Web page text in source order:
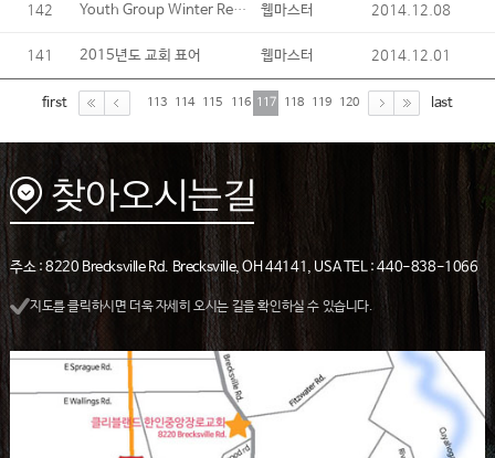
142 Youth Group Winter Retreat 웹마스터 2014.12.08
141 2015년도 교회 표어 웹마스터 2014.12.01
first 113 114 115 116 117 118 119 120 last
주소 : 8220 Brecksville Rd. Brecksville, OH 44141, USA TEL : 440-838-1066
지도를 클릭하시면 더욱 자세히 오시는 길을 확인하실 수 있습니다.